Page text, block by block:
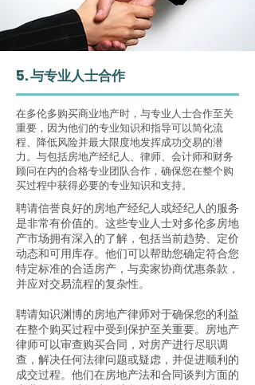
5. 与专业人士合作
在多伦多购买商业地产时，与专业人士合作至关
重要，因为他们的专业知识和指导可以简化流
程、降低风险并最大限度地发挥成功交易的潜
力。与包括房地产经纪人、律师、会计师和财务
顾问在内的合格专业团队合作，确保您在整个购
买过程中获得必要的专业知识和支持。
聘请信誉良好的房地产经纪人或经纪人的服务
是非常有价值的。这些专业人士对多伦多房地
产市场拥有深入的了解，包括当前趋势、定价
动态和可用库存。他们可以帮助您确定符合您
特定标准的合适房产，与卖家协商优惠条款，
并应对交易流程的复杂性。
聘请知识渊博的房地产律师对于确保您的利益
在整个购买过程中受到保护至关重要。房地产
律师可以审查购买合同，对房产进行尽职调
查，解决任何法律问题或疑虑，并促进顺利的
成交过程。他们在房地产法和合同谈判方面的